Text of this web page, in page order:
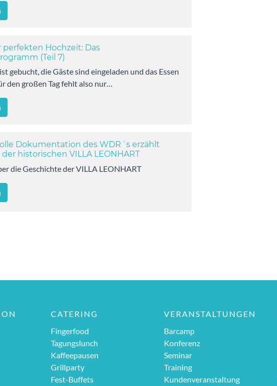
perfekten Hochzeit: Das
(Teil 7)
gebucht, die Gäste sind eingeladen und das Essen
den großen Tag fehlt also nur…
Dokumentation des WDR´s erzählt
historischen VILLA LEONHART
die Geschichte der VILLA LEONHART
CATERING
Fingerfood
Tagungslunch
Kaffeepausen
Grillparty
Fest-Buffets
VERANSTALTUNGEN
Barcamp
Konferenz
Seminar
Training
Kundenveranstaltung